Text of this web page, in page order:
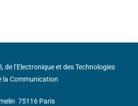
de l’Electronique et des Technologies
la Communication
75116 Paris